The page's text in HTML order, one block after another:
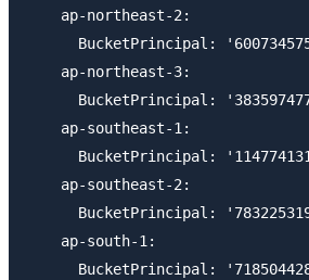
    ap-northeast-2:
BucketPrincipal:
    ap-northeast-3:
BucketPrincipal:
    ap-southeast-1:
BucketPrincipal:
    ap-southeast-2:
BucketPrincipal:
    ap-south-1:
BucketPrincipal: